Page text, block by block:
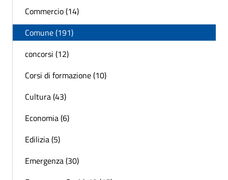
Commercio (14)
Comune (191)
concorsi (12)
Corsi di formazione (10)
Cultura (43)
Economia (6)
Edilizia (5)
Emergenza (30)